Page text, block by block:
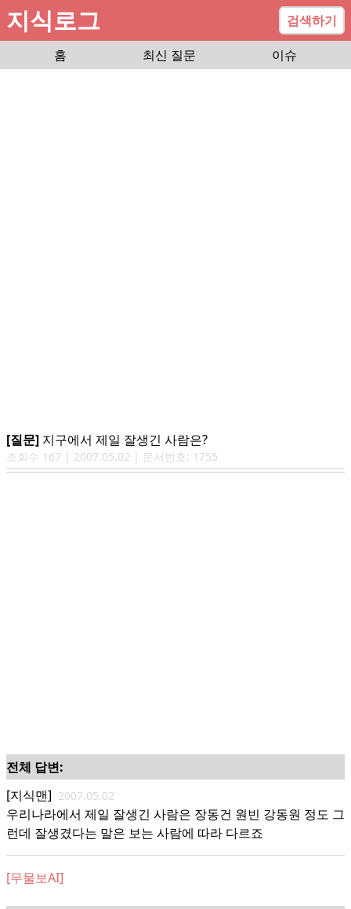
지식로그
검색하기
홈
최신 질문 이슈
[질문] 지구에서 제일 잘생긴 사람은?
조회수 167 | 2007.05.02 | 문서번호: 1755
전체 답변:
[지식맨] 2007.05.02
우리나라에서 제일 잘생긴 사람은 장동건 원빈 강동원 정도 그
런데 잘생겼다는 말은 보는 사람에 따라 다르죠
[무물보AI]